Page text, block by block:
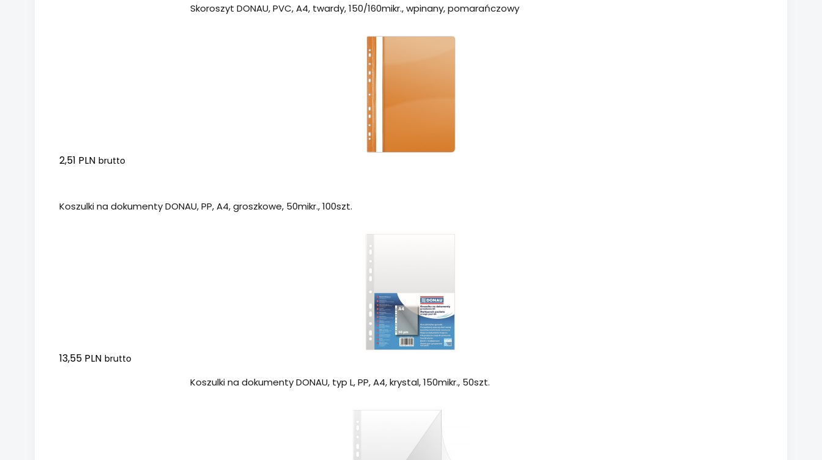
Skoroszyt DONAU, PVC, A4, twardy, 150/160mikr., wpinany, pomarańczowy
2,51 PLN brutto
Koszulki na dokumenty DONAU, PP, A4, groszkowe, 50mikr., 100szt.
13,55 PLN brutto
Koszulki na dokumenty DONAU, typ L, PP, A4, krystal, 150mikr., 50szt.